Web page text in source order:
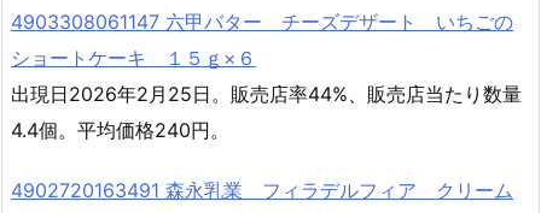
4903308061147 六甲バター チーズデザート いちごの
ショートケーキ １５ｇ×６
出現日2026年2月25日。販売店率44%、販売店当たり数量
4.4個。平均価格240円。
4902720163491 森永乳業 フィラデルフィア クリーム